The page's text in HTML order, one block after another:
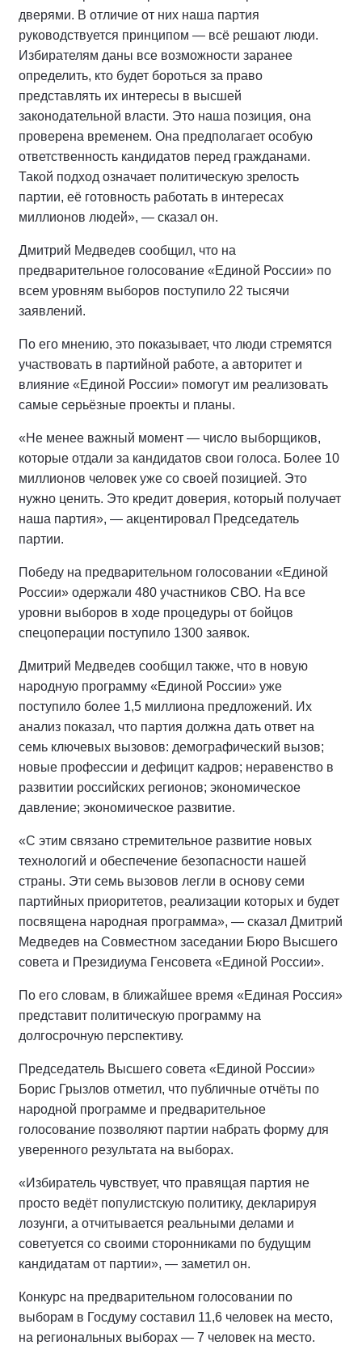
дверями. В отличие от них наша партия
руководствуется принципом — всё решают люди.
Избирателям даны все возможности заранее
определить, кто будет бороться за право
представлять их интересы в высшей
законодательной власти. Это наша позиция, она
проверена временем. Она предполагает особую
ответственность кандидатов перед гражданами.
Такой подход означает политическую зрелость
партии, её готовность работать в интересах
миллионов людей», — сказал он.
Дмитрий Медведев сообщил, что на
предварительное голосование «Единой России» по
всем уровням выборов поступило 22 тысячи
заявлений.
По его мнению, это показывает, что люди стремятся
участвовать в партийной работе, а авторитет и
влияние «Единой России» помогут им реализовать
самые серьёзные проекты и планы.
«Не менее важный момент — число выборщиков,
которые отдали за кандидатов свои голоса. Более 10
миллионов человек уже со своей позицией. Это
нужно ценить. Это кредит доверия, который получает
наша партия», — акцентировал Председатель
партии.
Победу на предварительном голосовании «Единой
России» одержали 480 участников СВО. На все
уровни выборов в ходе процедуры от бойцов
спецоперации поступило 1300 заявок.
Дмитрий Медведев сообщил также, что в новую
народную программу «Единой России» уже
поступило более 1,5 миллиона предложений. Их
анализ показал, что партия должна дать ответ на
семь ключевых вызовов: демографический вызов;
новые профессии и дефицит кадров; неравенство в
развитии российских регионов; экономическое
давление; экономическое развитие.
«С этим связано стремительное развитие новых
технологий и обеспечение безопасности нашей
страны. Эти семь вызовов легли в основу семи
партийных приоритетов, реализации которых и будет
посвящена народная программа», — сказал Дмитрий
Медведев на Совместном заседании Бюро Высшего
совета и Президиума Генсовета «Единой России».
По его словам, в ближайшее время «Единая Россия»
представит политическую программу на
долгосрочную перспективу.
Председатель Высшего совета «Единой России»
Борис Грызлов отметил, что публичные отчёты по
народной программе и предварительное
голосование позволяют партии набрать форму для
уверенного результата на выборах.
«Избиратель чувствует, что правящая партия не
просто ведёт популистскую политику, декларируя
лозунги, а отчитывается реальными делами и
советуется со своими сторонниками по будущим
кандидатам от партии», — заметил он.
Конкурс на предварительном голосовании по
выборам в Госдуму составил 11,6 человек на место,
на региональных выборах — 7 человек на место.